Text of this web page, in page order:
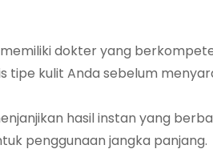
dokter yang
tipe kulit Anda sebelum
hasil instan yang
penggunaan jangka panjang.